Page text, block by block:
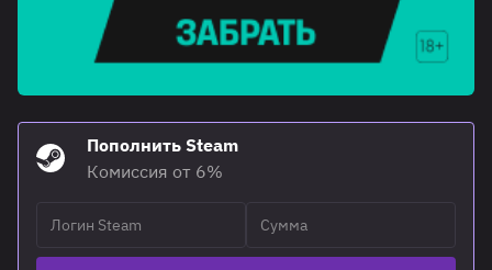
Пополнить Steam
Комиссия от 6%